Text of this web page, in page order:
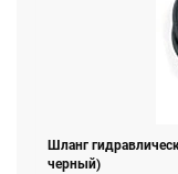
Шланг
черный)